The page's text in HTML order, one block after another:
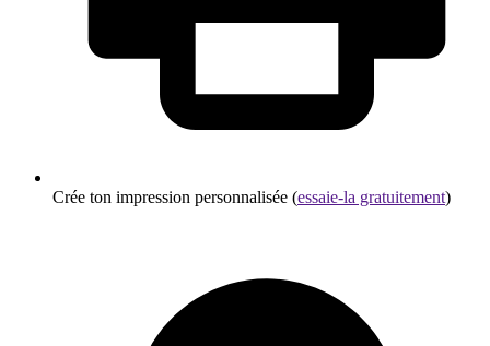
Crée ton impression personnalisée (essaie-la gratuitement)